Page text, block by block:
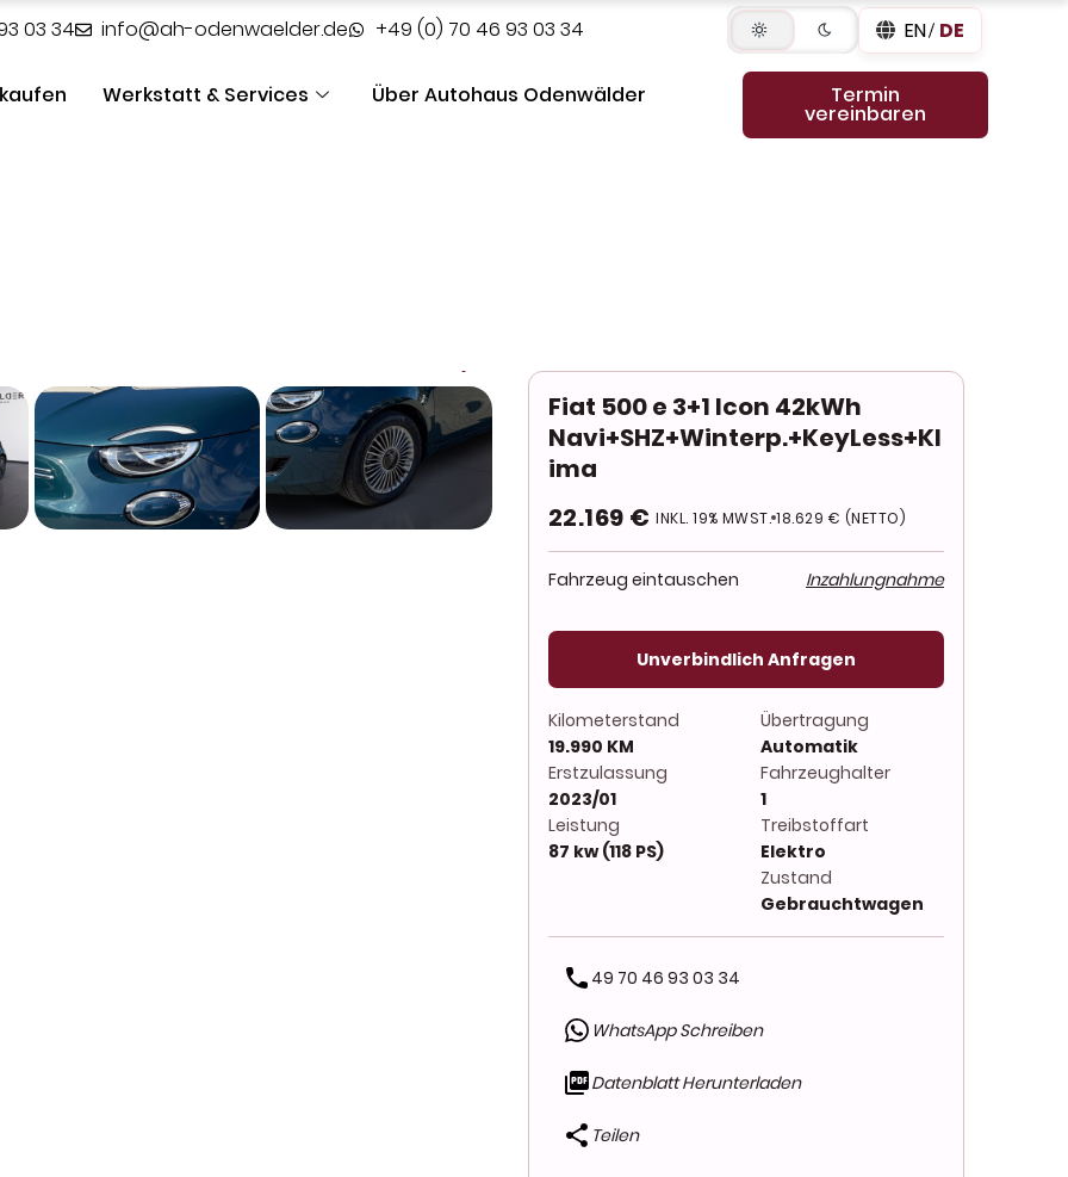
03 34 info@ah-odenwaelder.de +49 (0) 70 46 93 03 34 EN DE
Werkstatt & Services
Über Autohaus Odenwälder
Termin
vereinbaren
Fiat 500 e 3+1 Icon 42kWh
Navi+SHZ+Winterp.+KeyLess+Kl
ima
22.169 € INKL. 19% MWST. 18.629 € (NETTO)
Fahrzeug eintauschen Inzahlungnahme
Unverbindlich Anfragen
Kilometerstand
19.990 KM
Erstzulassung
2023/01
Leistung
87 kw (118 PS)
Übertragung
Automatik
Fahrzeughalter
1
Treibstoffart
Elektro
Zustand
Gebrauchtwagen
49 70 46 93 03 34
WhatsApp Schreiben
Datenblatt Herunterladen
Teilen